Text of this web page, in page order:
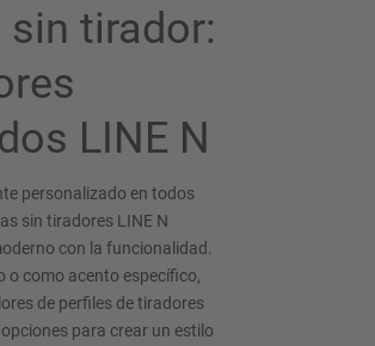
sin tirador:
LINE N
personalizado en todos
sin tiradores LINE N
con la funcionalidad.
o como acento específico,
de perfiles de tiradores
para crear un estilo